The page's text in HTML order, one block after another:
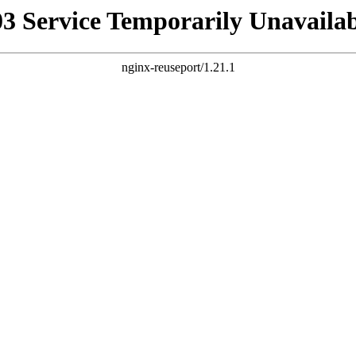
Service Temporarily
nginx-reuseport/1.21.1